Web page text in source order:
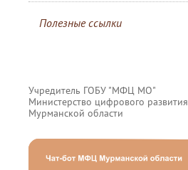
Полезные ссылки
Учредитель ГОБУ "МФЦ МО"
Министерство цифрового развития
Мурманской области